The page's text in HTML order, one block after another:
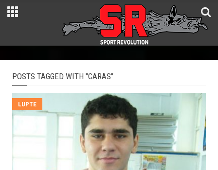
POSTS TAGGED WITH "CARAS"
LUPTE